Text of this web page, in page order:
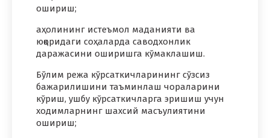
ошириш;
аҳолининг истеъмол маданияти ва
юқоридаги соҳаларда саводхонлик
даражасини оширишга кўмаклашиш.
Бўлим режа кўрсаткичларининг сўзсиз
бажарилишини таъминлаш чораларини
кўриш, ушбу кўрсаткичларга эришиш учун
ходимларнинг шахсий масъулиятини
ошириш;